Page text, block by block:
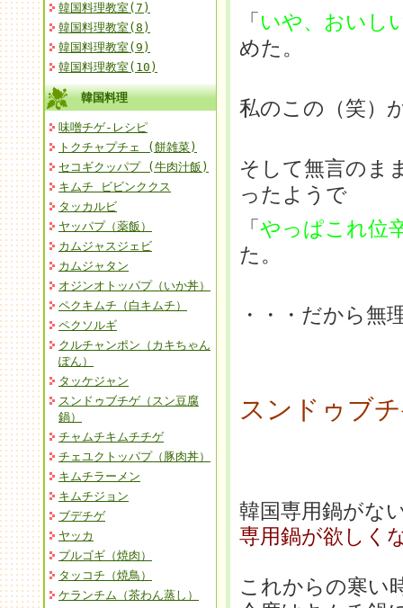
韓国料理教室(7)
韓国料理教室(8)
韓国料理教室(9)
韓国料理教室(10)
韓国料理
味噌チゲ-レシピ
トクチャプチェ (餅雑菜)
セコギクッパプ (牛肉汁飯)
キムチ ビビンククス
タッカルビ
ヤッパプ（薬飯）
カムジャスジェビ
カムジャタン
オジンオトッパプ（いか丼）
ペクキムチ（白キムチ）
ペクソルギ
クルチャンポン（カキちゃん
ぽん）
タッケジャン
スンドゥブチゲ（スン豆腐
鍋）
チャムチキムチチゲ
チェユクトッパプ（豚肉丼）
キムチラーメン
キムチジョン
ブデチゲ
ヤッカ
プルゴギ（焼肉）
タッコチ（焼鳥）
ケランチム（茶わん蒸し）
「いや、おいし
めた。
私のこの（笑）
そして無言のま
ったようで
「やっぱこれ位
た。
・・・だから無
スンドゥブ
韓国専用鍋がな
専用鍋が欲しく
これからの寒い